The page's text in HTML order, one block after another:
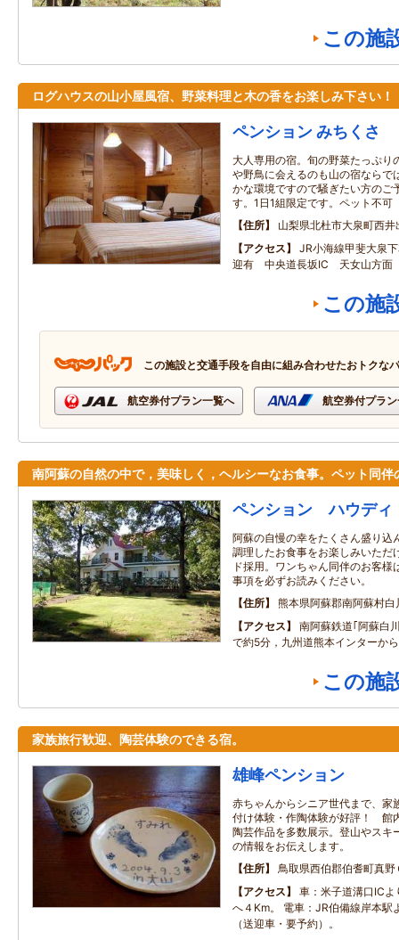
この施
ログハウスの山小屋風宿、野菜料理と木の香をお楽しみ下さい！
ペンション みちくさ
大人専用の宿。旬の野菜たっぷり
や野鳥に会えるのも山の宿ならで
かな環境ですので騒ぎたい方のご
す。1日1組限定です。ペット不可
住所
山梨県北杜市大泉町西
アクセス
JR小海線甲斐大泉
迎有 中央道長坂IC 天女山方面
この施
この施設と交通手段を自由に組み合わせたおトクな
航空券付プラン一覧へ 航空券付プラ
南阿蘇の自然の中で，美味しく，ヘルシーなお食事。ペット同伴
ペンション ハウディ
阿蘇の自慢の幸をたくさん盛り込
調理したお食事をお楽しみいただ
ド採用。ワンちゃん同伴のお客
事項を必ずお読みください。
住所
熊本県阿蘇郡南阿蘇村白
アクセス
南阿蘇鉄道｢阿蘇白
で約5分，九州道熊本インターか
この施
家族旅行歓迎、陶芸体験のできる宿。
雄峰ペンション
赤ちゃんからシニア世代まで、家
付け体験・作陶体験が好評！ 館
陶芸作品を多数展示。登山やスキ
の情報をお伝えします。
住所
鳥取県西伯郡伯耆町真野
アクセス
車：米子道溝口IC
へ４Km。 電車：JR伯備線岸本駅
（送迎車・要予約）。